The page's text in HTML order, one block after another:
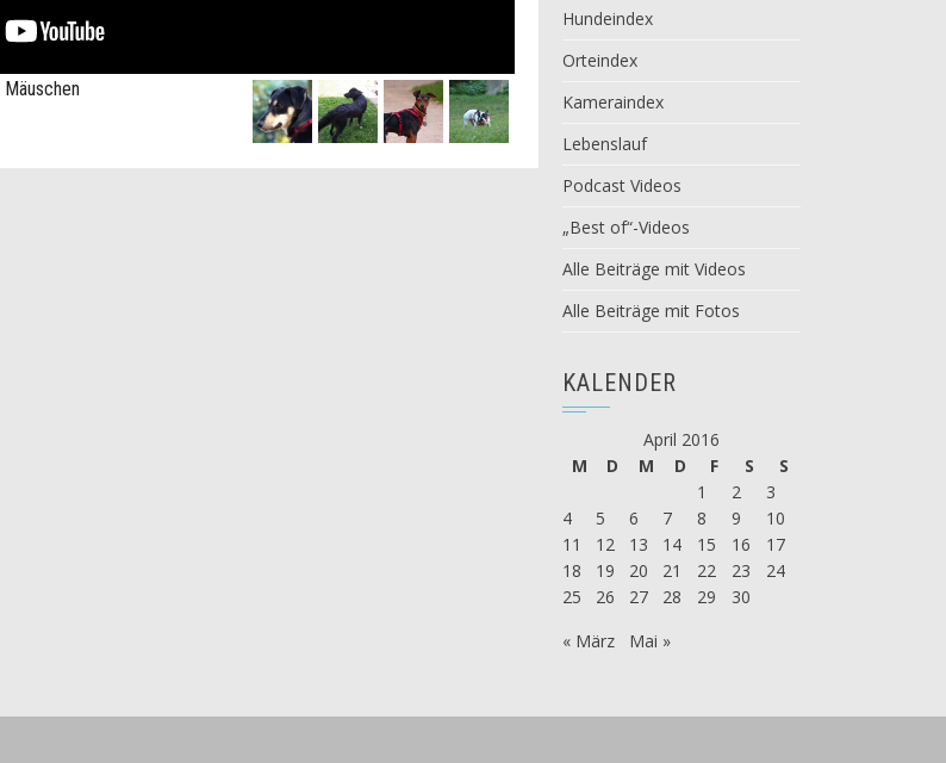
Mäuschen
Hundeindex
Orteindex
Kameraindex
Lebenslauf
Podcast Videos
„Best of“-Videos
Alle Beiträge mit Videos
Alle Beiträge mit Fotos
KALENDER
April 2016
M
D M D F S
S
1
2
3
4
5 6 7 8 9
10
11
12 13 14 15 16
17
18
19 20 21 22 23
24
25
26 27 28 29
30
« März
Mai »